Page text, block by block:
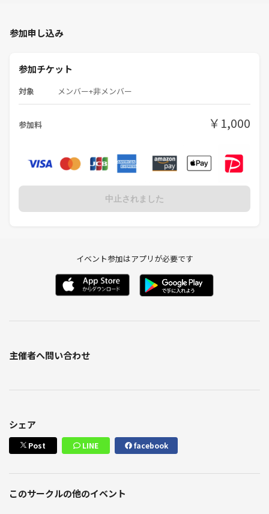
参加申し込み
参加チケット
対象 メンバー+非メンバー
参加料 ￥1,000
中止されました
イベント参加はアプリが必要です
主催者へ問い合わせ
シェア
Post LINE facebook
このサークルの他のイベント